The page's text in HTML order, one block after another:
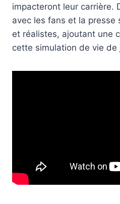
impacteront leur carrière.
avec les fans et la presse
et réalistes, ajoutant une
cette simulation de vie